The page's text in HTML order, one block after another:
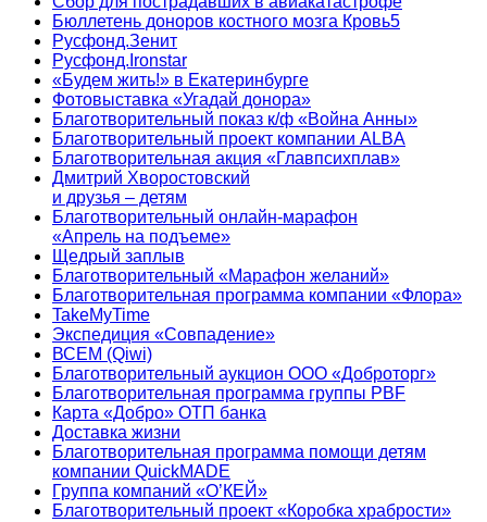
Бюллетень доноров костного мозга Кровь5
Русфонд.Зенит
Русфонд.Ironstar
«Будем жить!» в Екатеринбурге
Фотовыставка «Угадай донора»
Благотворительный показ к/ф «Война Анны»
Благотворительный проект компании ALBA
Благотворительная акция «Главпсихплав»
Дмитрий Хворостовский
и друзья – детям
Благотворительный онлайн‑марафон
«Апрель на подъеме»
Щедрый заплыв
Благотворительный «Марафон желаний»
Благотворительная программа компании «Флора»
TakeMyTime
Экспедиция «Совпадение»
ВСЕМ (Qiwi)
Благотворительный аукцион ООО «Доброторг»
Благотворительная программа группы PBF
Карта «Добро» ОТП банка
Доставка жизни
Благотворительная программа помощи детям
компании QuickMADE
Группа компаний «О’КЕЙ»
Благотворительный проект «Коробка храбрости»